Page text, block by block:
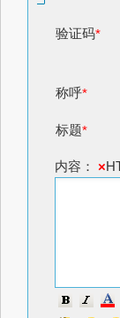
验证码*
称呼*
标题*
内容： ×